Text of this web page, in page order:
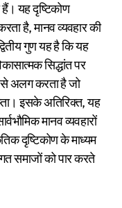
यह दृष्टिकोण
है, मानव व्यवहार की
गुण यह है कि यह
सिद्धांत पर
से अलग करता है जो
इसके अतिरिक्त, यह
मानव व्यवहारों
दृष्टिकोण के माध्यम
समाजों को पार करते